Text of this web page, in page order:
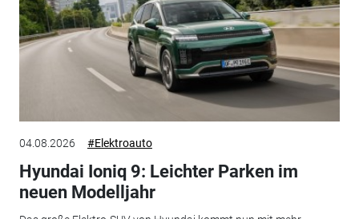
04.08.2026 #Elektroauto
Hyundai Ioniq 9: Leichter Parken im
neuen Modelljahr